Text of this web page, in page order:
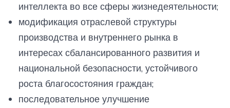
интеллекта во все сферы жизнедеятельности;
модификация отраслевой структуры
производства и внутреннего рынка в
интересах сбалансированного развития и
национальной безопасности, устойчивого
роста благосостояния граждан;
последовательное улучшение